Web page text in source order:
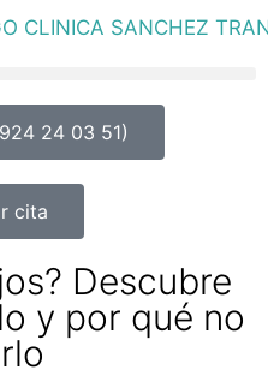
24 03 51)
cita
Descubre
y por qué no